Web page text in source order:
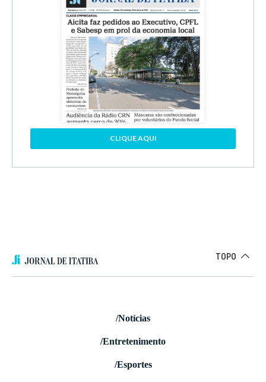
CLIQUE AQUI
TOPO
/Notícias
/Entretenimento
/Esportes